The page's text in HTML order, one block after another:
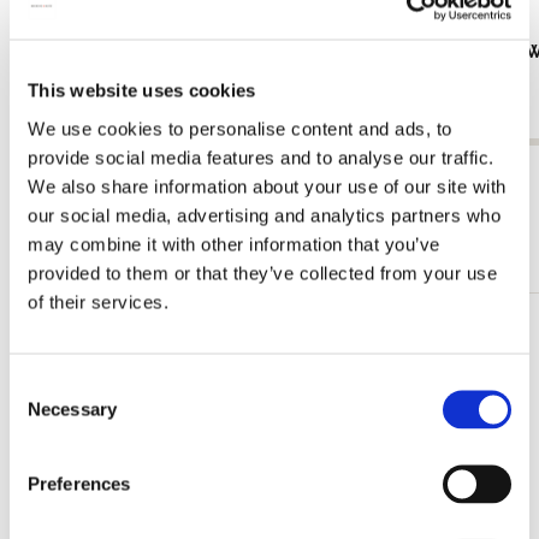
This website uses cookies
We use cookies to personalise content and ads, to
provide social media features and to analyse our traffic.
We also share information about your use of our site with
our social media, advertising and analytics partners who
may combine it with other information that you’ve
provided to them or that they’ve collected from your use
of their services.
Selection
Necessary
Preferences
Claude Monet
Placemat:
Bekijk alles van Claude Monet
Meer van Kunstmuseum Den Haag